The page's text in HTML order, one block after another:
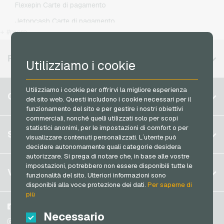
Utilizziamo i cookie
Utilizziamo i cookie per offrirvi la migliore esperienza
del sito web. Questi includono i cookie necessari per il
funzionamento del sito e per gestire i nostri obiettivi
commerciali, nonché quelli utilizzati solo per scopi
statistici anonimi, per le impostazioni di comfort o per
visualizzare contenuti personalizzati. L´utente può
decidere autonomamente quali categorie desidera
autorizzare. Si prega di notare che, in base alle vostre
impostazioni, potrebbero non essere disponibili tutte le
funzionalità del sito. Ulteriori informazioni sono
disponibili alla voce protezione dei dati.Per saperne di
più
Necessario
Rossmann Buoni regalo
Saturn Buoni regalo
Shell Buoni regalo
Spotify Premium Buoni regalo
Thalia Buoni regalo
TikTok Buoni regalo
toom Buoni regalo
Wolt Buoni regalo
Wunschgutschein Buoni regalo
Flexepin Carte di pagamento
Jetoncash Carte di pagamento
PCS Carte di pagamento
Transcash Carte di pagamento
+ #more
REGIONI DISPONIBILI
Belgio
Brasile
Germania (DE)
Germania (EN)
Francia
Italia
Paesi Bassi
Portogallo
CONTO
Registrati
Accedi
Il mio carrello
SERVIZIO
FAQ
Metodi di pagamento
Termini & Condizioni
Protezione dei dati
VGO-SHOP
Su di noi
PartnerInstagram